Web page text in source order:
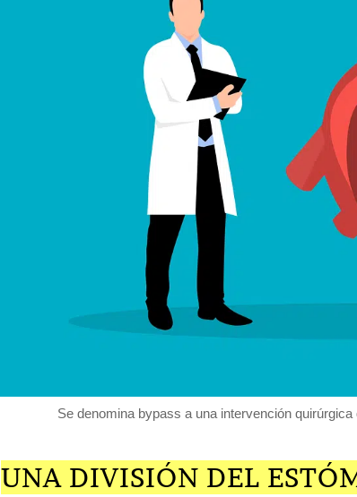
Se denomina bypass a una intervención
UNA DIVISIÓN DEL